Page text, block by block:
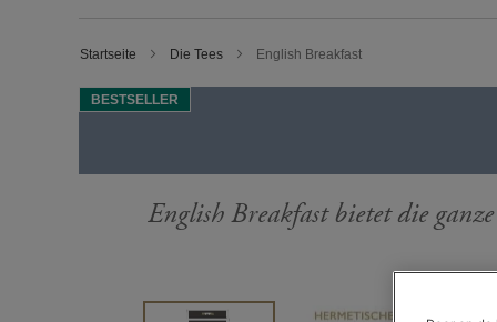
Startseite Die Tees English Breakfast
BESTSELLER
English Breakfast bietet die